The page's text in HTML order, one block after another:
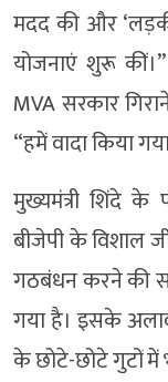
मदद की और
योजनाएं शुरू
MVA सरकार
“हमें वादा किया
मुख्यमंत्री शिंदे के
बीजेपी के विशाल
गठबंधन करने की
गया है। इसके
के छोटे-छोटे गुटों में